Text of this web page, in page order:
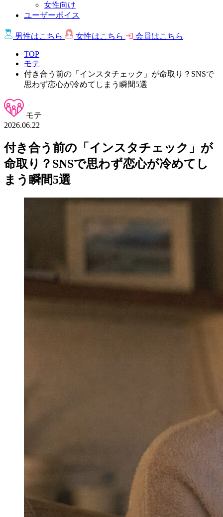
女性向け
ユーザーボイス
男性はこちら 女性はこちら 会員はこちら
TOP
モテ
付き合う前の「インスタチェック」が命取り？SNSで
思わず恋心が冷めてしまう瞬間5選
モテ
2026.06.22
付き合う前の「インスタチェック」が
命取り？SNSで思わず恋心が冷めてし
まう瞬間5選